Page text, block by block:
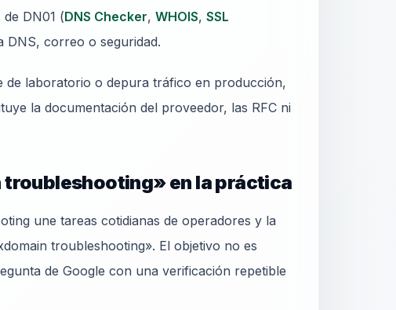
DN01 (DNS Checker, WHOIS, SSL
DNS, correo o seguridad.
laboratorio o depura tráfico en producción,
la documentación del proveedor, las RFC ni
en la práctica
une tareas cotidianas de operadores y la
troubleshooting». El objetivo no es
de Google con una verificación repetible